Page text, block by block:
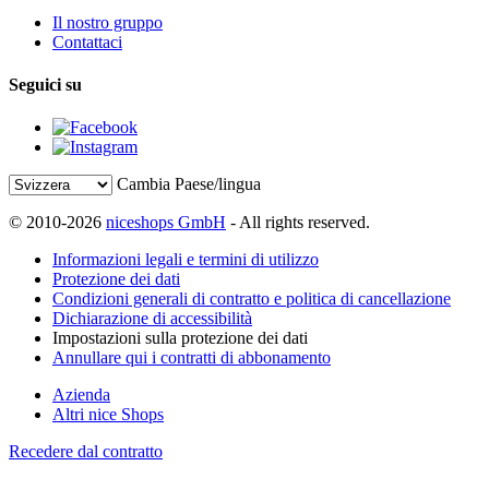
Il nostro gruppo
Contattaci
Seguici su
Cambia Paese/lingua
© 2010-2026 niceshops GmbH - All rights reserved.
Informazioni legali e termini di utilizzo
Protezione dei dati
Condizioni generali di contratto e politica di cancellazione
Dichiarazione di accessibilità
Impostazioni sulla protezione dei dati
Annullare qui i contratti di abbonamento
Azienda
Altri nice Shops
Recedere dal contratto